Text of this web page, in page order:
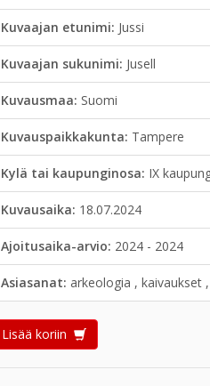
Kuvaajan etunimi: Jussi
Kuvaajan sukunimi: Jusell
Kuvausmaa: Suomi
Kuvauspaikkakunta: Tampere
Kylä tai kaupunginosa: IX
Kuvausaika: 18.07.2024
Ajoitusaika-arvio: 2024 - 2024
Asiasanat: arkeologia , kaivaukset
Lisää koriin